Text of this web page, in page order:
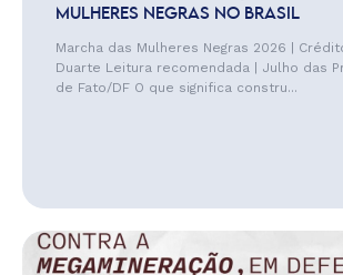
MULHERES NEGRAS NO BRASIL
Marcha das Mulheres Negras 2026 |
Duarte Leitura recomendada | Julho das
de Fato/DF O que significa constru...